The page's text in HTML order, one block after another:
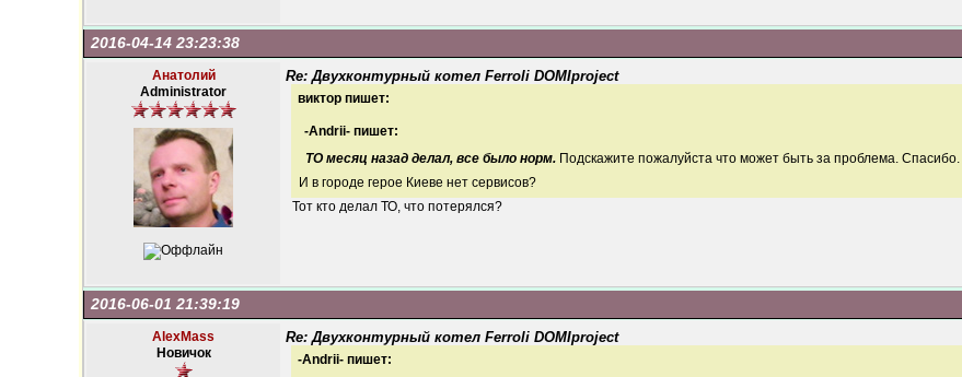
2016-04-14 23:23:38
Анатолий
Administrator
Re: Двухконтурный котел Ferroli DOMIproject
виктор пишет:
-Andrii- пишет:
ТО месяц назад делал, все было норм. Подскажите пожалуйста что может быть за проблема. Спасибо.
И в городе герое Киеве нет сервисов?
Тот кто делал ТО, что потерялся?
2016-06-01 21:39:19
AlexMass
Новичок
Re: Двухконтурный котел Ferroli DOMIproject
-Andrii- пишет: